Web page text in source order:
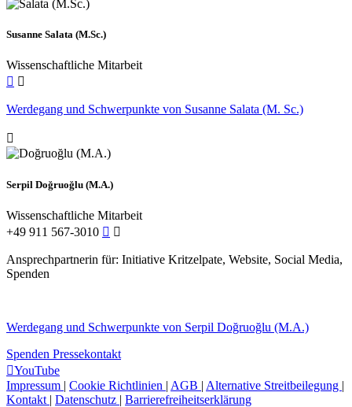
Susanne Salata (M.Sc.)
Wissenschaftliche Mitarbeit
Werdegang und Schwerpunkte von Susanne Salata (M. Sc.)
Serpil Doğruoğlu (M.A.)
Wissenschaftliche Mitarbeit
+49 911 567-3010
Ansprechpartnerin für: Initiative Kritzelpate, Website, Social Media,
Spenden
Werdegang und Schwerpunkte von Serpil Doğruoğlu (M.A.)
Spenden Pressekontakt
YouTube
Impressum | Cookie Richtlinien | AGB | Alternative Streitbeilegung |
Kontakt | Datenschutz | Barrierefreiheitserklärung